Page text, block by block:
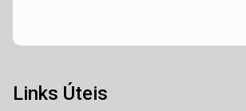
Links Úteis